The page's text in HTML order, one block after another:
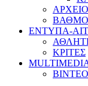
ΕΝΤΥΠΑ-
ΚΡΙΤΕΣ
ΒΙΝΤΕΟ